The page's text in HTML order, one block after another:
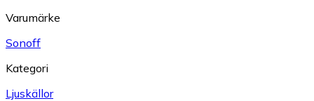
Varumärke
Sonoff
Kategori
Ljuskällor